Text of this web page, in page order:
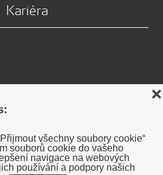
všechny soubory cookie“
souborů cookie do vašeho
navigace na webových
používání a podpory našich
❌
Kariéra
vyloučení odpovědnosti DENSO